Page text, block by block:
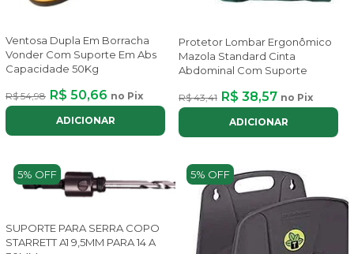
Ventosa Dupla Em Borracha
Vonder Com Suporte Em Abs
Capacidade 50Kg
R$ 54,98 R$ 50,66 no Pix
ADICIONAR
Protetor Lombar Ergonômico
Mazola Standard Cinta
Abdominal Com Suporte
R$ 43,41 R$ 38,57 no Pix
ADICIONAR
5% OFF
SUPORTE PARA SERRA COPO
STARRETT A1 9,5MM PARA 14 A
5% OFF